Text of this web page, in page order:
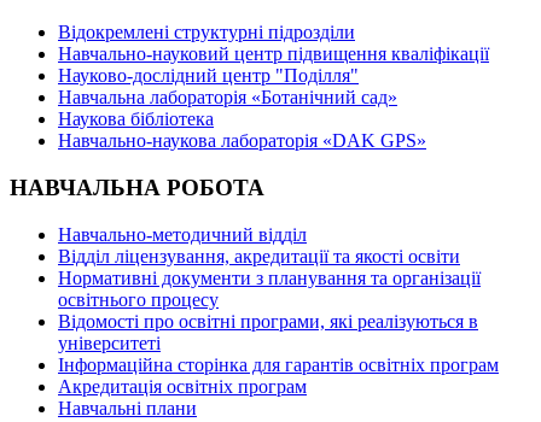
Відокремлені структурні підрозділи
Навчально-науковий центр підвищення кваліфікації
Науково-дослідний центр "Поділля"
Навчальна лабораторія «Ботанічний сад»
Наукова бібліотека
Навчально-наукова лабораторія «DAK GPS»
НАВЧАЛЬНА РОБОТА
Навчально-методичний відділ
Відділ ліцензування, акредитації та якості освіти
Нормативні документи з планування та організації
освітнього процесу
Відомості про освітні програми, які реалізуються в
університеті
Інформаційна сторінка для гарантів освітніх програм
Акредитація освітніх програм
Навчальні плани